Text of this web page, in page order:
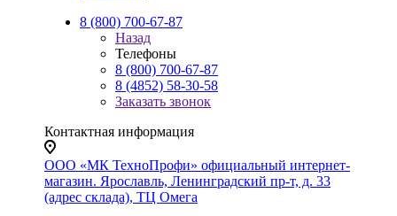
8 (800) 700-67-87
Назад
Телефоны
8 (800) 700-67-87
8 (4852) 58-30-58
Заказать звонок
Контактная информация
ООО «МК ТехноПрофи» официальный интернет-
магазин. Ярославль, Ленинградский пр-т, д. 33
(адрес склада), ТЦ Омега